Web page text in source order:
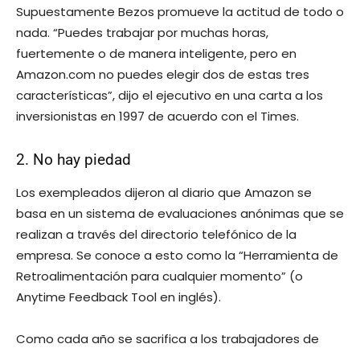
Supuestamente Bezos promueve la actitud de todo o
nada. “Puedes trabajar por muchas horas,
fuertemente o de manera inteligente, pero en
Amazon.com no puedes elegir dos de estas tres
características”, dijo el ejecutivo en una carta a los
inversionistas en 1997 de acuerdo con el Times.
2. No hay piedad
Los exempleados dijeron al diario que Amazon se
basa en un sistema de evaluaciones anónimas que se
realizan a través del directorio telefónico de la
empresa. Se conoce a esto como la “Herramienta de
Retroalimentación para cualquier momento” (o
Anytime Feedback Tool en inglés).
Como cada año se sacrifica a los trabajadores de